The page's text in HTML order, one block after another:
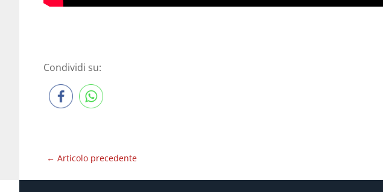
Condividi su:
← Articolo precedente